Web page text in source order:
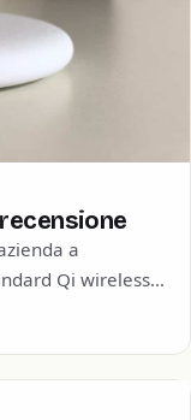
a
Qi wireless.